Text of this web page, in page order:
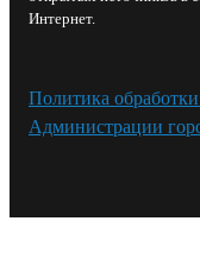
Интернет.
Политика
Администрации